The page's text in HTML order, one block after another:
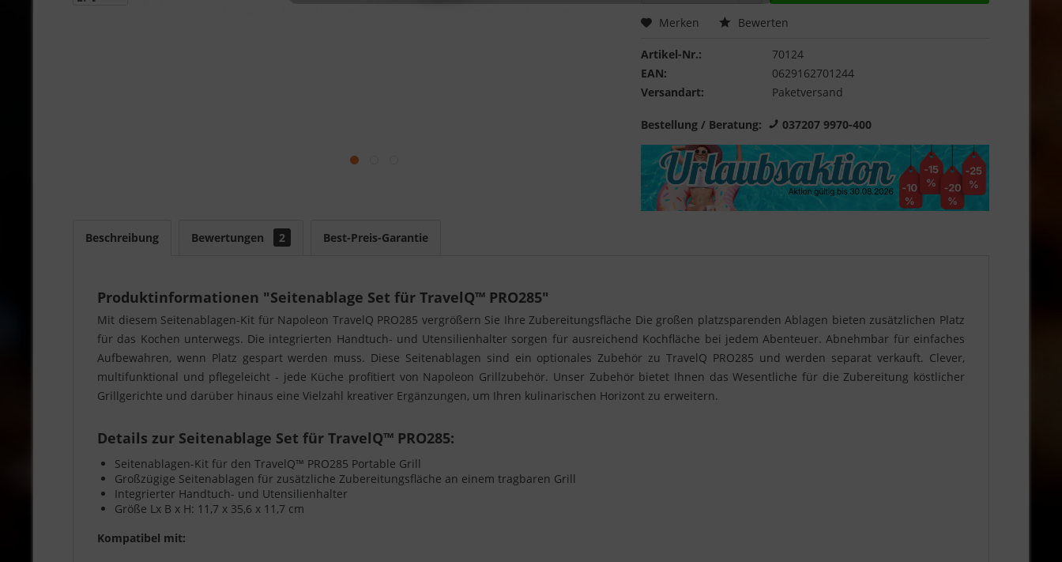
Merken Bewerten
Artikel-Nr.:
70124
EAN:
0629162701244
Versandart:
Paketversand
Bestellung / Beratung: 037207 9970-400
Beschreibung Bewertungen 2 Best-Preis-Garantie
Produktinformationen "Seitenablage Set für TravelQ™ PRO285"
Mit diesem Seitenablagen-Kit für Napoleon TravelQ PRO285 vergrößern Sie Ihre Zubereitungsfläche Die großen platzsparenden Ablagen bieten zusätzlichen Platz
für das Kochen unterwegs. Die integrierten Handtuch- und Utensilienhalter sorgen für ausreichend Kochfläche bei jedem Abenteuer. Abnehmbar für einfaches
Aufbewahren, wenn Platz gespart werden muss. Diese Seitenablagen sind ein optionales Zubehör zu TravelQ PRO285 und werden separat verkauft. Clever,
multifunktional und pflegeleicht - jede Küche profitiert von Napoleon Grillzubehör. Unser Zubehör bietet Ihnen das Wesentliche für die Zubereitung köstlicher
Grillgerichte und darüber hinaus eine Vielzahl kreativer Ergänzungen, um Ihren kulinarischen Horizont zu erweitern.
Details zur Seitenablage Set für TravelQ™ PRO285:
Seitenablagen-Kit für den TravelQ™ PRO285 Portable Grill
Großzügige Seitenablagen für zusätzliche Zubereitungsfläche an einem tragbaren Grill
Integrierter Handtuch- und Utensilienhalter
Größe Lx B x H: 11,7 x 35,6 x 11,7 cm
Kompatibel mit: